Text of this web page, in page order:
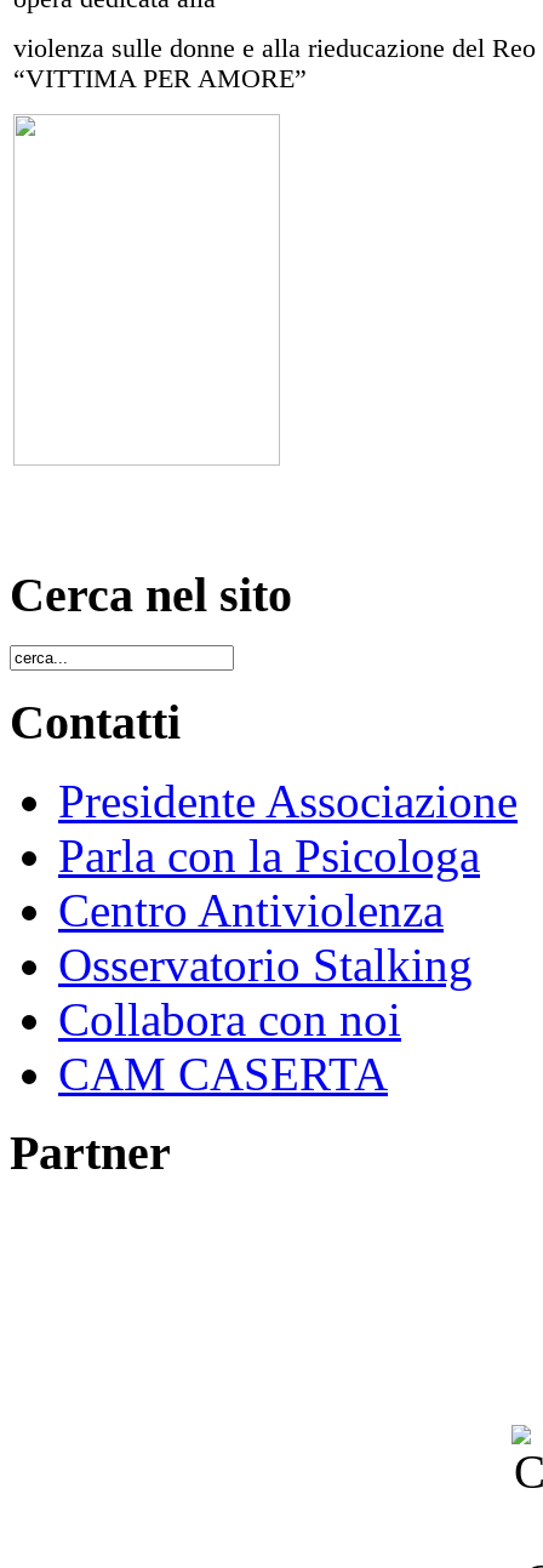
violenza sulle donne e alla rieducazione del
“VITTIMA PER AMORE”
Cerca nel sito
Contatti
Presidente Associazione
Parla con la Psicologa
Centro Antiviolenza
Osservatorio Stalking
Collabora con noi
CAM CASERTA
Partner